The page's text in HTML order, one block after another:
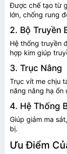
Được chế tạo từ
lớn, chống rung
2. Bộ Truyền
Hệ thống truyền
hợp kim giúp
3. Trục Nâng
Trục vít me chịu
năng nâng hạ ổn
4. Hệ Thống
Giúp giảm ma
bị.
Ưu Điểm